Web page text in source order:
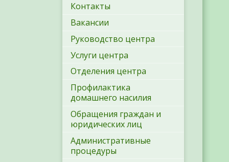
Контакты
Вакансии
Руководство центра
Услуги центра
Отделения центра
Профилактика
домашнего насилия
Обращения граждан и
юридических лиц
Административные
процедуры